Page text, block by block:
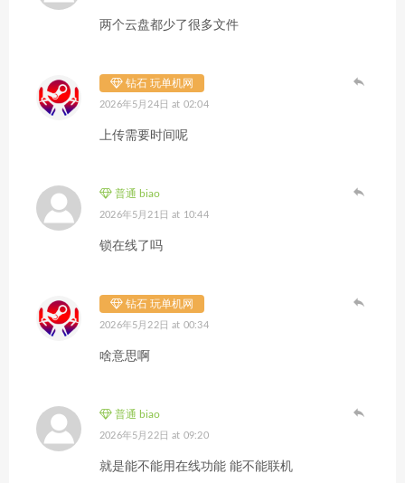
两个云盘都少了很多文件
钻石 玩单机网
2026年5月24日 at 02:04
上传需要时间呢
普通 biao
2026年5月21日 at 10:44
锁在线了吗
钻石 玩单机网
2026年5月22日 at 00:34
啥意思啊
普通 biao
2026年5月22日 at 09:20
就是能不能用在线功能 能不能联机